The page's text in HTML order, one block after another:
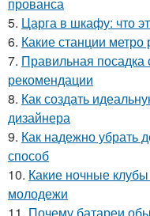
прованса
5. Царга в шкафу: что
6. Какие станции
7. Правильная посадка
рекомендации
8. Как создать
дизайнера
9. Как надежно убрать
способ
10. Какие ночные
молодежи